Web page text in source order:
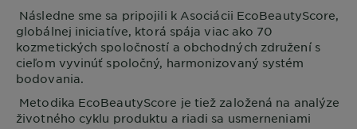
Následne sme sa pripojili k Asociácii EcoBeautyScore,
globálnej iniciatíve, ktorá spája viac ako 70
kozmetických spoločností a obchodných združení s
cieľom vyvinúť spoločný, harmonizovaný systém
bodovania.
Metodika EcoBeautyScore je tiež založená na analýze
životného cyklu produktu a riadi sa usmerneniami